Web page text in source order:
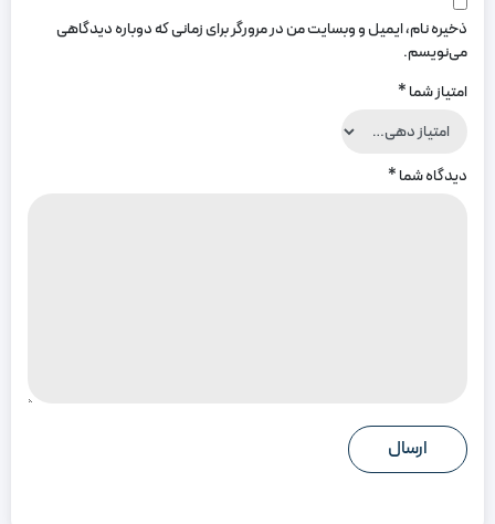
ذخیره نام، ایمیل و وبسایت من در مرورگر برای زمانی که دوباره دیدگاهی
می‌نویسم.
امتیاز شما*
دیدگاه شما*